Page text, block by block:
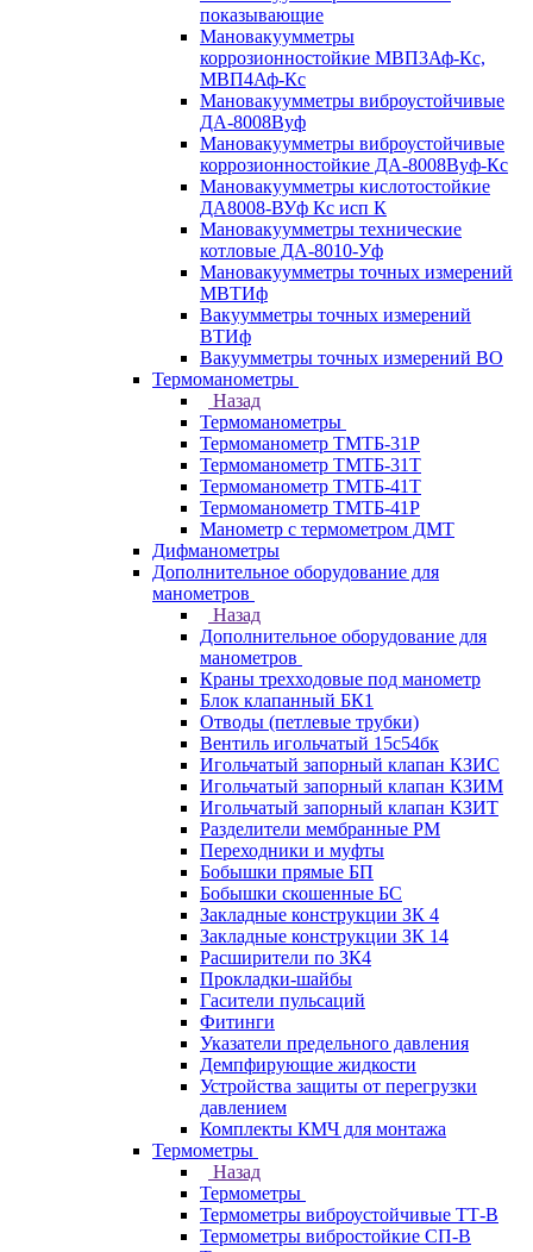
показывающие
Мановакуумметры
коррозионностойкие МВП3Аф-Кс,
МВП4Аф-Кс
Мановакуумметры виброустойчивые
ДА-8008Вуф
Мановакуумметры виброустойчивые
коррозионностойкие ДА-8008Вуф-Кс
Мановакуумметры кислотостойкие
ДА8008-ВУф Кс исп К
Мановакуумметры технические
котловые ДА-8010-Уф
Мановакуумметры точных измерений
МВТИф
Вакуумметры точных измерений
ВТИф
Вакуумметры точных измерений ВО
Термоманометры
Назад
Термоманометры
Термоманометр ТМТБ-31Р
Термоманометр ТМТБ-31Т
Термоманометр ТМТБ-41Т
Термоманометр ТМТБ-41Р
Манометр с термометром ДМТ
Дифманометры
Дополнительное оборудование для
манометров
Назад
Дополнительное оборудование для
манометров
Краны трехходовые под манометр
Блок клапанный БК1
Отводы (петлевые трубки)
Вентиль игольчатый 15с54бк
Игольчатый запорный клапан КЗИС
Игольчатый запорный клапан КЗИМ
Игольчатый запорный клапан КЗИТ
Разделители мембранные РМ
Переходники и муфты
Бобышки прямые БП
Бобышки скошенные БС
Закладные конструкции ЗК 4
Закладные конструкции ЗК 14
Расширители по ЗК4
Прокладки-шайбы
Гасители пульсаций
Фитинги
Указатели предельного давления
Демпфирующие жидкости
Устройства защиты от перегрузки
давлением
Комплекты КМЧ для монтажа
Термометры
Назад
Термометры
Термометры виброустойчивые ТТ-В
Термометры вибростойкие СП-В